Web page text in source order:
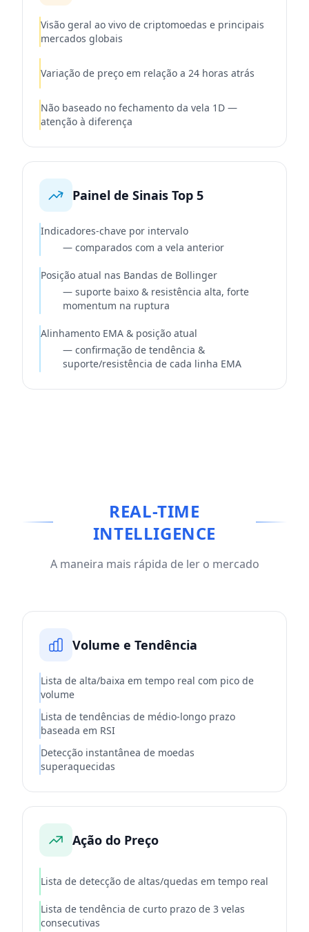
Visão geral ao vivo de criptomoedas e principais
mercados globais
Variação de preço em relação a 24 horas atrás
Não baseado no fechamento da vela 1D —
atenção à diferença
Painel de Sinais Top 5
Indicadores-chave por intervalo
— comparados com a vela anterior
Posição atual nas Bandas de Bollinger
— suporte baixo & resistência alta, forte
momentum na ruptura
Alinhamento EMA & posição atual
— confirmação de tendência &
suporte/resistência de cada linha EMA
REAL-TIME
INTELLIGENCE
A maneira mais rápida de ler o mercado
Volume e Tendência
Lista de alta/baixa em tempo real com pico de
volume
Lista de tendências de médio-longo prazo
baseada em RSI
Detecção instantânea de moedas
superaquecidas
Ação do Preço
Lista de detecção de altas/quedas em tempo real
Lista de tendência de curto prazo de 3 velas
consecutivas